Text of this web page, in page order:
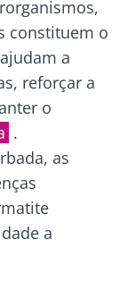
constituem o
a
reforçar a
o
.
as
a